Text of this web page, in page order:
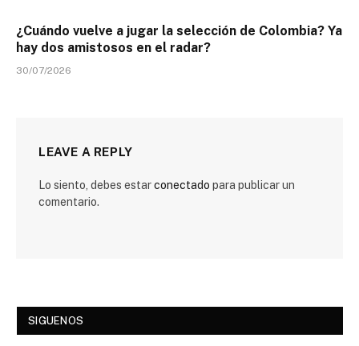
¿Cuándo vuelve a jugar la selección de Colombia? Ya
hay dos amistosos en el radar?
30/07/2026
LEAVE A REPLY
Lo siento, debes estarconectado para publicar un
comentario.
SIGUENOS